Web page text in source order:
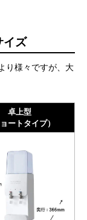
イズ
り様々ですが、大
卓上型
ョートタイプ）